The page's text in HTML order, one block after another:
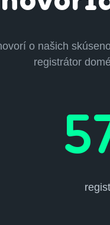
o našich
registrátor